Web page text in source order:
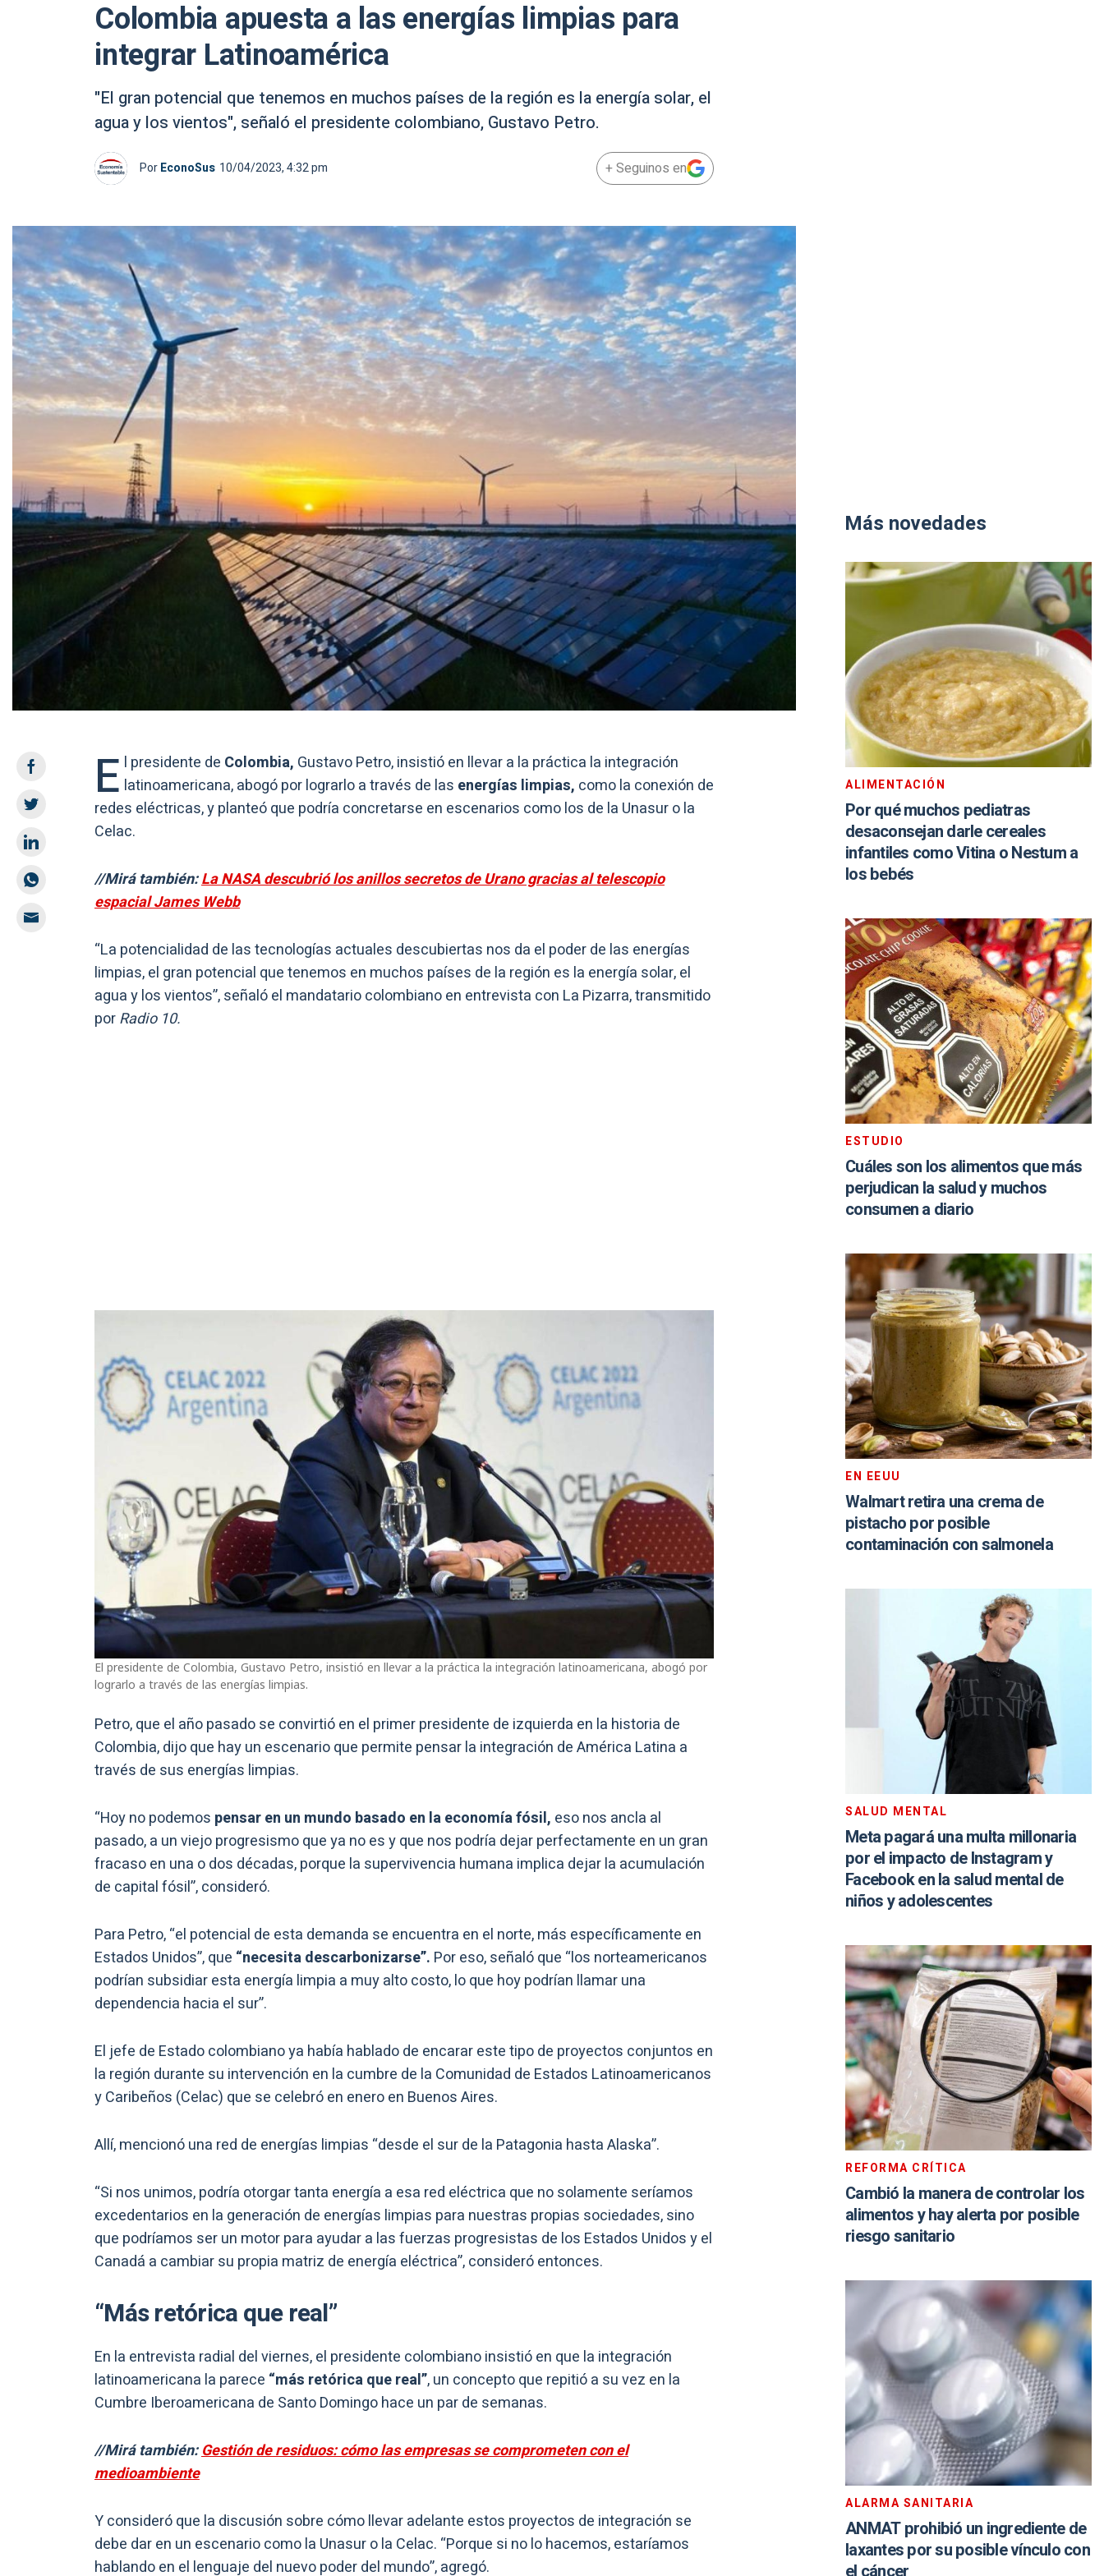
Colombia apuesta a las energías limpias para
integrar Latinoamérica
"El gran potencial que tenemos en muchos países de la región es la energía solar, el
agua y los vientos", señaló el presidente colombiano, Gustavo Petro.
PorEconoSus 10/04/2023, 4:32 pm + Seguinos en
E l presidente de Colombia, Gustavo Petro, insistió en llevar a la práctica la integración
latinoamericana, abogó por lograrlo a través de las energías limpias, como la conexión de
redes eléctricas, y planteó que podría concretarse en escenarios como los de la Unasur o la
Celac.
//Mirá también:La NASA descubrió los anillos secretos de Urano gracias al telescopio
espacial James Webb
“La potencialidad de las tecnologías actuales descubiertas nos da el poder de las energías
limpias, el gran potencial que tenemos en muchos países de la región es la energía solar, el
agua y los vientos”, señaló el mandatario colombiano en entrevista con La Pizarra, transmitido
porRadio 10.
El presidente de Colombia, Gustavo Petro, insistió en llevar a la práctica la integración latinoamericana, abogó por
lograrlo a través de las energías limpias.
Petro, que el año pasado se convirtió en el primer presidente de izquierda en la historia de
Colombia, dijo que hay un escenario que permite pensar la integración de América Latina a
través de sus energías limpias.
“Hoy no podemos pensar en un mundo basado en la economía fósil, eso nos ancla al
pasado, a un viejo progresismo que ya no es y que nos podría dejar perfectamente en un gran
fracaso en una o dos décadas, porque la supervivencia humana implica dejar la acumulación
de capital fósil”, consideró.
Para Petro, “el potencial de esta demanda se encuentra en el norte, más específicamente en
Estados Unidos”, que “necesita descarbonizarse”. Por eso, señaló que “los norteamericanos
podrían subsidiar esta energía limpia a muy alto costo, lo que hoy podrían llamar una
dependencia hacia el sur”.
El jefe de Estado colombiano ya había hablado de encarar este tipo de proyectos conjuntos en
la región durante su intervención en la cumbre de la Comunidad de Estados Latinoamericanos
y Caribeños (Celac) que se celebró en enero en Buenos Aires.
Allí, mencionó una red de energías limpias “desde el sur de la Patagonia hasta Alaska”.
“Si nos unimos, podría otorgar tanta energía a esa red eléctrica que no solamente seríamos
excedentarios en la generación de energías limpias para nuestras propias sociedades, sino
que podríamos ser un motor para ayudar a las fuerzas progresistas de los Estados Unidos y el
Canadá a cambiar su propia matriz de energía eléctrica”, consideró entonces.
“Más retórica que real”
En la entrevista radial del viernes, el presidente colombiano insistió en que la integración
latinoamericana la parece “más retórica que real”, un concepto que repitió a su vez en la
Cumbre Iberoamericana de Santo Domingo hace un par de semanas.
//Mirá también:Gestión de residuos: cómo las empresas se comprometen con el
medioambiente
Y consideró que la discusión sobre cómo llevar adelante estos proyectos de integración se
debe dar en un escenario como la Unasur o la Celac. “Porque si no lo hacemos, estaríamos
hablando en el lenguaje del nuevo poder del mundo”, agregó.
Más novedades
ALIMENTACIÓN
Por qué muchos pediatras
desaconsejan darle cereales
infantiles como Vitina o Nestum a
los bebés
ESTUDIO
Cuáles son los alimentos que más
perjudican la salud y muchos
consumen a diario
EN EEUU
Walmart retira una crema de
pistacho por posible
contaminación con salmonela
SALUD MENTAL
Meta pagará una multa millonaria
por el impacto de Instagram y
Facebook en la salud mental de
niños y adolescentes
REFORMA CRÍTICA
Cambió la manera de controlar los
alimentos y hay alerta por posible
riesgo sanitario
ALARMA SANITARIA
ANMAT prohibió un ingrediente de
laxantes por su posible vínculo con